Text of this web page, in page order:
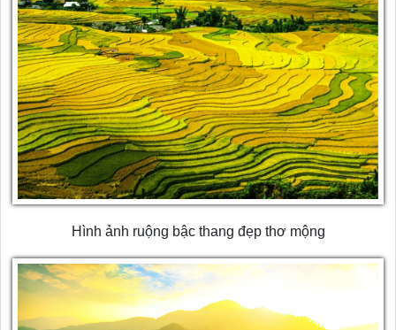
Hình ảnh ruộng bậc thang đẹp thơ mộng